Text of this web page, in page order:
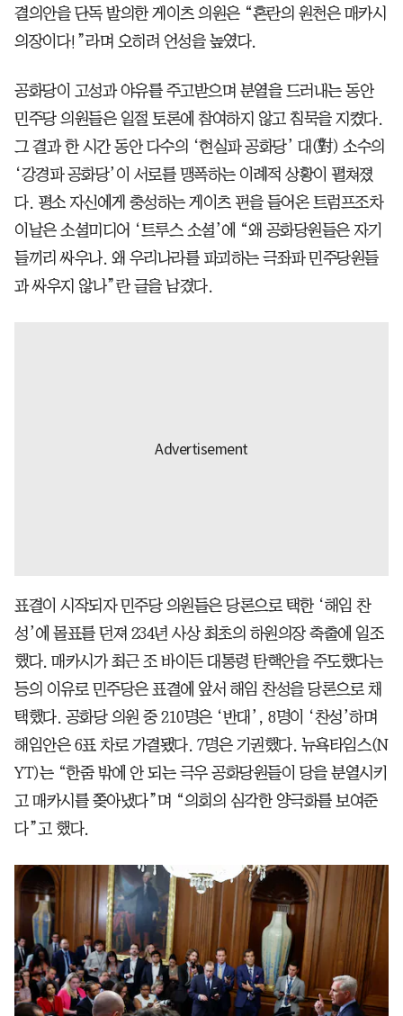
결의안을 단독 발의한 게이츠 의원은 “혼란의 원천은 매카시
의장이다!”라며 오히려 언성을 높였다.
공화당이 고성과 야유를 주고받으며 분열을 드러내는 동안
민주당 의원들은 일절 토론에 참여하지 않고 침묵을 지켰다.
그 결과 한 시간 동안 다수의 ‘현실파 공화당’ 대(對) 소수의
‘강경파 공화당’이 서로를 맹폭하는 이례적 상황이 펼쳐졌
다. 평소 자신에게 충성하는 게이츠 편을 들어온 트럼프조차
이날은 소셜미디어 ‘트루스 소셜’에 “왜 공화당원들은 자기
들끼리 싸우나. 왜 우리나라를 파괴하는 극좌파 민주당원들
과 싸우지 않나”란 글을 남겼다.
표결이 시작되자 민주당 의원들은 당론으로 택한 ‘해임 찬
성’에 몰표를 던져 234년 사상 최초의 하원의장 축출에 일조
했다. 매카시가 최근 조 바이든 대통령 탄핵안을 주도했다는
등의 이유로 민주당은 표결에 앞서 해임 찬성을 당론으로 채
택했다. 공화당 의원 중 210명은 ‘반대’, 8명이 ‘찬성’하며
해임안은 6표 차로 가결됐다. 7명은 기권했다. 뉴욕타임스(N
YT)는 “한줌 밖에 안 되는 극우 공화당원들이 당을 분열시키
고 매카시를 쫒아냈다”며 “의회의 심각한 양극화를 보여준
다”고 했다.